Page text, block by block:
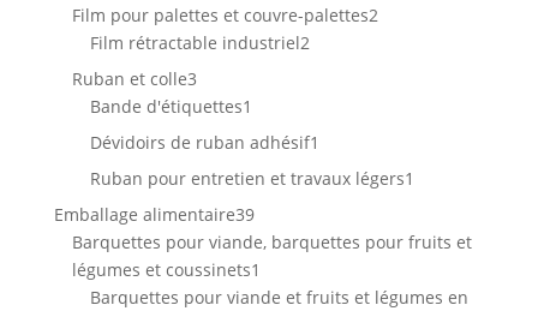
Film pour palettes et couvre-palettes22
Film rétractable industriel22
Ruban et colle33
produits
Bande d'étiquettes1
produit
Dévidoirs de ruban adhésif1
produit
Ruban pour entretien et travaux légers1
Emballage alimentaire3939
produits
Barquettes pour viande, barquettes pour fruits et
légumes et coussinets1
produit
Barquettes pour viande et fruits et légumes en